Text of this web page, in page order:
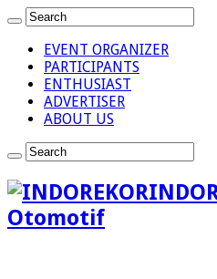
EVENT ORGANIZER
PARTICIPANTS
ENTHUSIAST
ADVERTISER
ABOUT US
Otomotif